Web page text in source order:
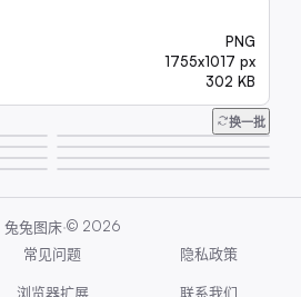
PNG
1755x1017 px
302 KB
换一批
15K
25K
20K
20K
20K
7.8K
7.8K
兔兔图床·© 2026
常见问题 隐私政策
浏览器扩展 联系我们